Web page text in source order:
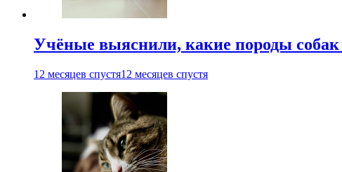
Учёные выяснили, какие породы
12 месяцев спустя12 месяцев спустя